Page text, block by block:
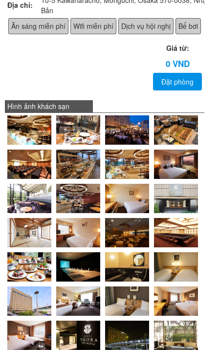
Địa chỉ:
Bản
Ăn sáng miễn phí
Wifi miễn phí Dịch vụ hội nghị Bể bơi
Giá từ:
0 VND
Đặt phòng
Hình ảnh khách sạn